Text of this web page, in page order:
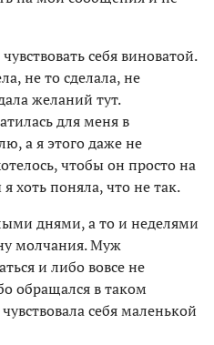
себя виноватой.
не то сделала, не
желаний тут.
для меня в
а я этого даже не
чтобы он просто на
хоть поняла, что не так.
днями, а то и неделями
молчания. Муж
и либо вовсе не
обращался в таком
себя маленькой